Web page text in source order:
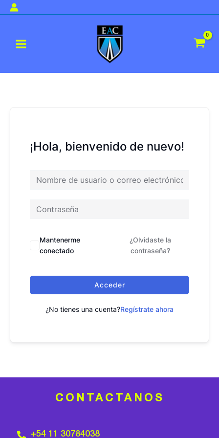
al
Menu
¡Hola, bienvenido de nuevo!
Mantenerme
conectado
¿Olvidaste la
contraseña?
Acceder
¿No tienes una cuenta?Regístrate ahora
CONTACTANOS
+54 11 30784038